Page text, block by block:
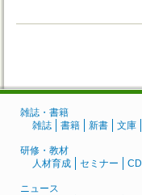
雑誌・書籍
雑誌
書籍 新書 文庫
研修・教材
人材育成
セミナー CD
ニュース